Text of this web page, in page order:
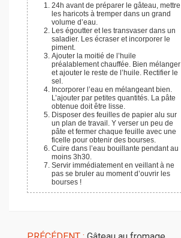
24h avant de préparer le gâteau, mettre
les haricots à tremper dans un grand
volume d’eau.
Les égoutter et les transvaser dans un
saladier. Les écraser et incorporer le
piment.
Ajouter la moitié de l’huile
préalablement chauffée. Bien mélanger
et ajouter le reste de l’huile. Rectifier le
sel.
Incorporer l’eau en mélangeant bien.
L’ajouter par petites quantités. La pâte
obtenue doit être lisse.
Disposer des feuilles de papier alu sur
un plan de travail. Y verser un peu de
pâte et fermer chaque feuille avec une
ficelle pour obtenir des bourses.
Cuire dans l’eau bouillante pendant au
moins 3h30.
Servir immédiatement en veillant à ne
pas se bruler au moment d’ouvrir les
bourses !